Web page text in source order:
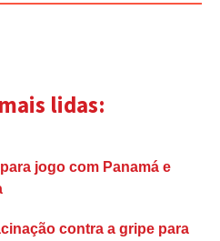
lidas:
jogo com Panamá e
contra a gripe para